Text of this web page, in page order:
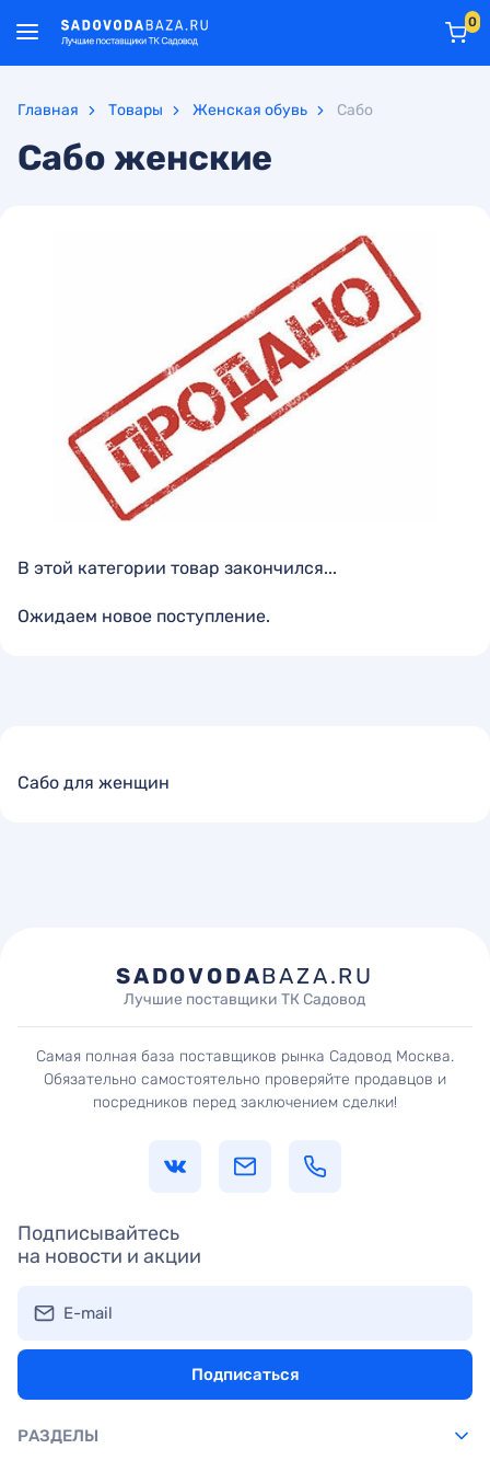
0
Главная Товары Женская обувь Сабо
Сабо женские
В этой категории товар закончился...
Ожидаем новое поступление.
Сабо для женщин
SADOVODABAZA.RU
Лучшие поставщики ТК Садовод
Самая полная база поставщиков рынка Садовод Москва.
Обязательно самостоятельно проверяйте продавцов и
посредников перед заключением сделки!
Подписывайтесь
на новости и акции
E-mail
Подписаться
РАЗДЕЛЫ